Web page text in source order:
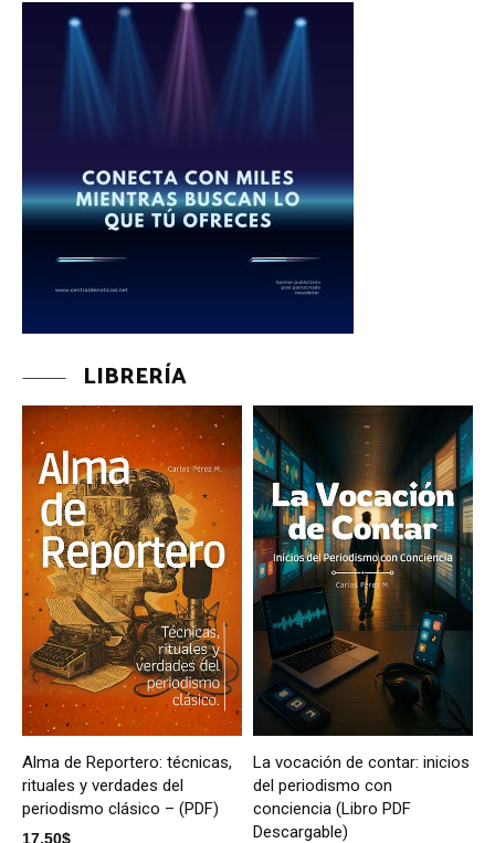
LIBRERÍA
Alma de Reportero: técnicas,
rituales y verdades del
periodismo clásico – (PDF)
17,50$
La vocación de contar: inicios
del periodismo con
conciencia (Libro PDF
Descargable)